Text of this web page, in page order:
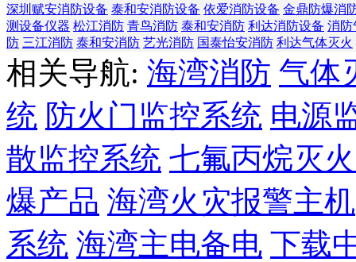
深圳赋安消防设备 泰和安消防设备 依爱消防设备 金鼎防爆消
测设备仪器 松江消防 青鸟消防 泰和安消防 利达消防设备 消防
防 三江消防 泰和安消防 艺光消防 国泰怡安消防 利达气体灭火
相关导航: 海湾消防 气体
统 防火门监控系统 电源
散监控系统 七氟丙烷灭
爆产品 海湾火灾报警主机
系统 海湾主电备电 下载